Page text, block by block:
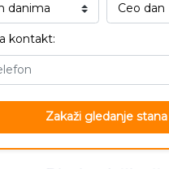
kontakt:
Zakaži gledanje stana